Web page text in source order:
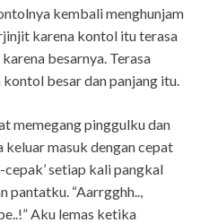
kembali menghunjam
karena kontol itu terasa
besarnya. Terasa
besar dan panjang itu.
memegang pinggulku dan
masuk dengan cepat
cepak’ setiap kali pangkal
“Aarrgghh..,
Aku lemas ketika